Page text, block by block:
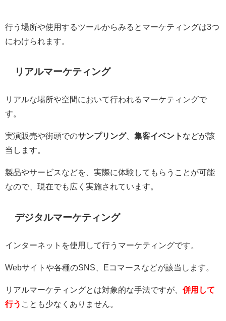
行う場所や使用するツールからみるとマーケティングは3つ
にわけられます。
リアルマーケティング
リアルな場所や空間において行われるマーケティングで
す。
実演販売や街頭でのサンプリング、 集客イベント などが該
当します。
製品やサービスなどを、実際に体験してもらうことが可能
なので、現在でも広く実施されています。
デジタルマーケティング
インターネットを使用して行うマーケティングです。
Webサイトや各種のSNS、Eコマースなどが該当します。
リアルマーケティングとは対象的な手法ですが、 併用して
行う ことも少なくありません。